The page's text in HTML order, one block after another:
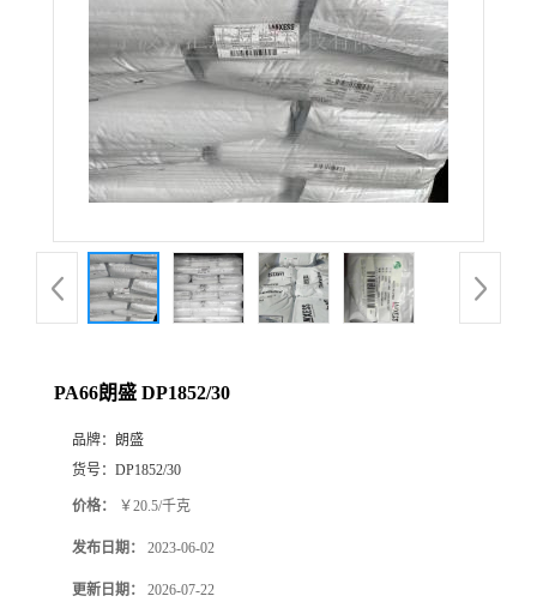
品
厅
PA66朗盛 DP1852/30
品牌：
朗盛
货号： DP1852/30
价格： ￥20.5/千克
发布日期： 2023-06-02
更新日期： 2026-07-22